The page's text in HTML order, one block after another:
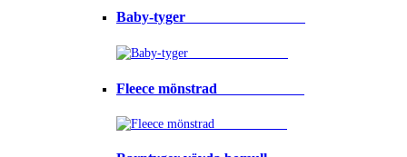
Baby-tyger⠀⠀⠀⠀⠀⠀⠀⠀⠀⠀⠀
Fleece mönstrad⠀⠀⠀⠀⠀⠀⠀⠀